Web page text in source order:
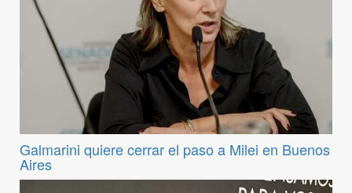
Galmarini quiere cerrar el paso a Milei en Buenos
Aires